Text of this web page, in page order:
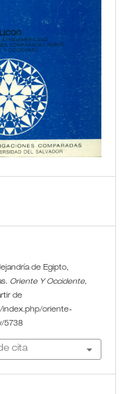
de Egipto,
Oriente Y Occidente,
de
index.php/oriente-
5738
cita